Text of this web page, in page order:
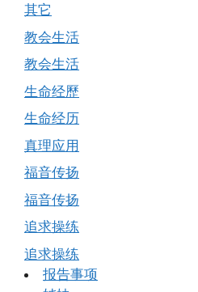
其它
教会生活
教会生活
生命经歷
生命经历
真理应用
福音传扬
福音传扬
追求操练
追求操练
报告事项